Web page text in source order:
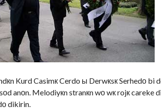
Kurd Casimк Cerdo ы Derwкsк Serhedо bi
anоn. Melodiyкn stranкn wо wк rojк careke
dikirin.